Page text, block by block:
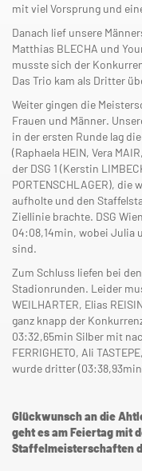
mit viel Vorsprung und
Danach lief unsere
Matthias BLECHA und
musste sich der
Das Trio kam als Dritter
Weiter gingen die
Frauen und Männer.
in der ersten Runde lag
(Raphaela HEIN, Vera
der DSG 1 (Kerstin
PORTENSCHLAGER),
aufholte und den
Ziellinie brachte. DSG
04:08,14min, wobei Julia
sind.
Zum Schluss liefen bei
Stadionrunden. Leider
WEILHARTER, Elias
ganz knapp der
03:32,65min Silber mit
FERRIGHETO, Ali
wurde dritter
Glückwunsch an die
geht es am Feiertag mit
Staffelmeisterschaften